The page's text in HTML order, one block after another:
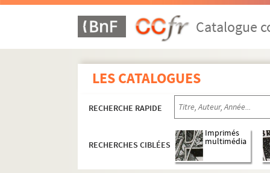
Catalogue
LES CATALOGUES
RECHERCHE RAPIDE
RECHERCHES CIBLÉES
Imprimés
multimédia